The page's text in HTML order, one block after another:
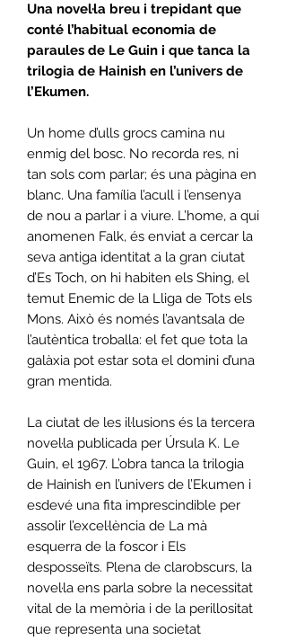
Una novel·la breu i trepidant que
conté l’habitual economia de
paraules de Le Guin i que tanca la
trilogia de Hainish en l’univers de
l’Ekumen.
Un home d’ulls grocs camina nu
enmig del bosc. No recorda res, ni
tan sols com parlar; és una pàgina en
blanc. Una família l’acull i l’ensenya
de nou a parlar i a viure. L’home, a qui
anomenen Falk, és enviat a cercar la
seva antiga identitat a la gran ciutat
d’Es Toch, on hi habiten els Shing, el
temut Enemic de la Lliga de Tots els
Mons. Això és només l’avantsala de
l’autèntica troballa: el fet que tota la
galàxia pot estar sota el domini d’una
gran mentida.
La ciutat de les il·lusions és la tercera
novel·la publicada per Úrsula K. Le
Guin, el 1967. L’obra tanca la trilogia
de Hainish en l’univers de l’Ekumen i
esdevé una fita imprescindible per
assolir l’excel·lència de La mà
esquerra de la foscor i Els
desposseïts. Plena de clarobscurs, la
novel·la ens parla sobre la necessitat
vital de la memòria i de la perillositat
que representa una societat